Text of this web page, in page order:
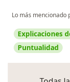
Lo más mencionado
Explicaciones
Puntualidad